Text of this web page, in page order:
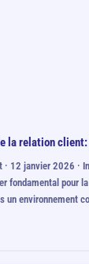
la relation
· 12 janvier 2026 ·
fondamental pour
un environnement